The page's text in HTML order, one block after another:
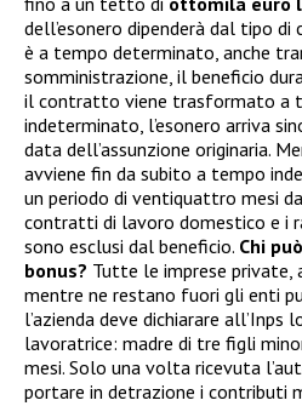
dell’esonero dipenderà dal tipo
è a tempo determinato, anche
somministrazione, il beneficio
il contratto viene trasformato a
indeterminato, l’esonero arriva
data dell’assunzione originaria.
avviene fin da subito a tempo
un periodo di ventiquattro mesi
contratti di lavoro domestico e i
sono esclusi dal beneficio. Chi
bonus? Tutte le imprese private,
mentre ne restano fuori gli enti
l’azienda deve dichiarare
lavoratrice: madre di tre figli
mesi. Solo una volta ricevuta
portare in detrazione i contributi